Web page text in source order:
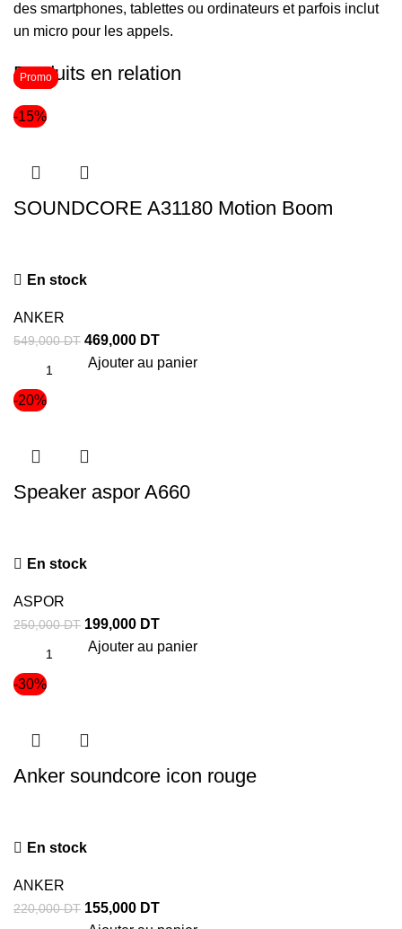
des smartphones, tablettes ou ordinateurs et parfois inclut
un micro pour les appels.
Produits en relation
-15%
Promo
SOUNDCORE A31180 Motion Boom
En stock
ANKER
549,000DT 469,000 DT
Ajouter au panier
-20%
Promo
Speaker aspor A660
En stock
ASPOR
250,000DT 199,000 DT
Ajouter au panier
-30%
Promo
Anker soundcore icon rouge
En stock
ANKER
220,000DT 155,000 DT